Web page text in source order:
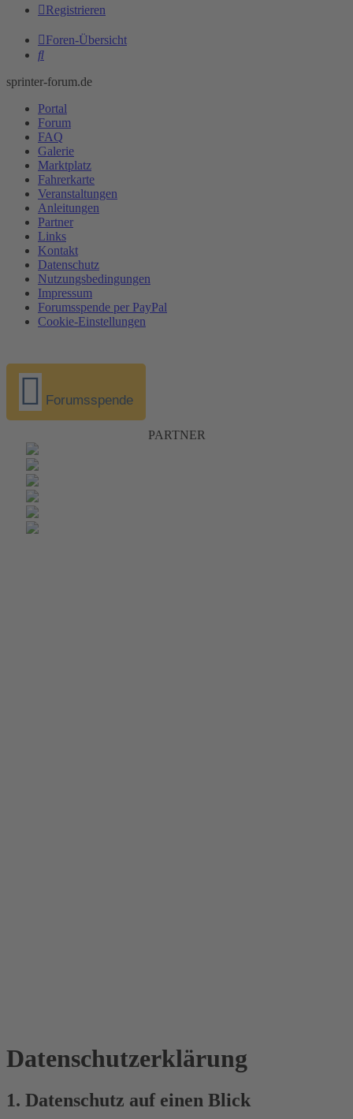
Registrieren
Foren-Übersicht
Suche
sprinter-forum.de
Portal
Forum
FAQ
Galerie
Marktplatz
Fahrerkarte
Veranstaltungen
Anleitungen
Partner
Links
Kontakt
Datenschutz
Nutzungsbedingungen
Impressum
Forumsspende per PayPal
Cookie-Einstellungen
Forumsspende
PARTNER
Datenschutz­erklärung
1. Datenschutz auf einen Blick